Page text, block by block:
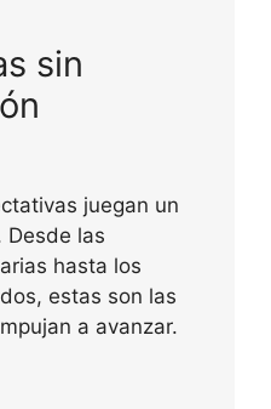
sin
juegan un
Desde las
hasta los
estas son las
a avanzar.